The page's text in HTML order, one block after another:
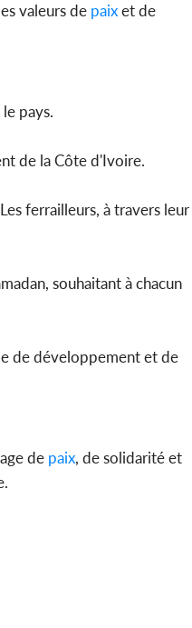
valeurs de paixet de
pays.
de la Côte d'Ivoire.
ferrailleurs, à travers leur
souhaitant à chacun
de développement et de
de paix, de solidarité et